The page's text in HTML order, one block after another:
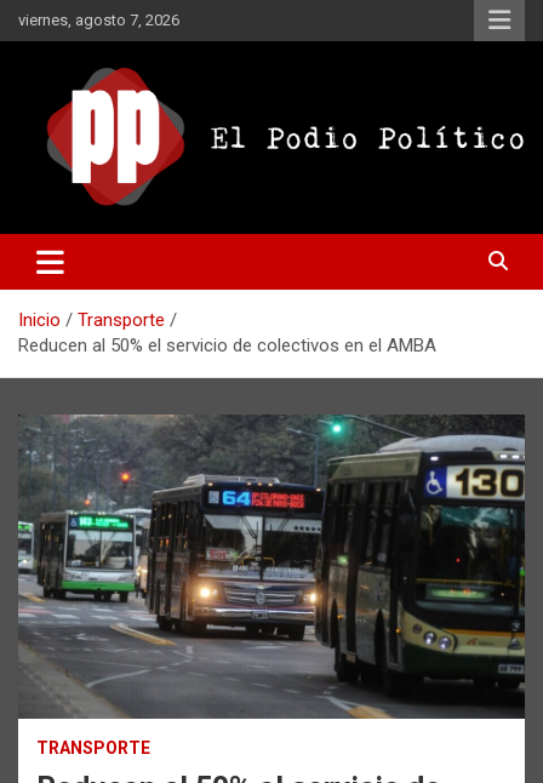
Saltar
al
viernes, agosto 7, 2026
El Podio Político – © Argentina
Inicio
Transporte
Reducen al 50% el servicio de colectivos en el AMBA
TRANSPORTE